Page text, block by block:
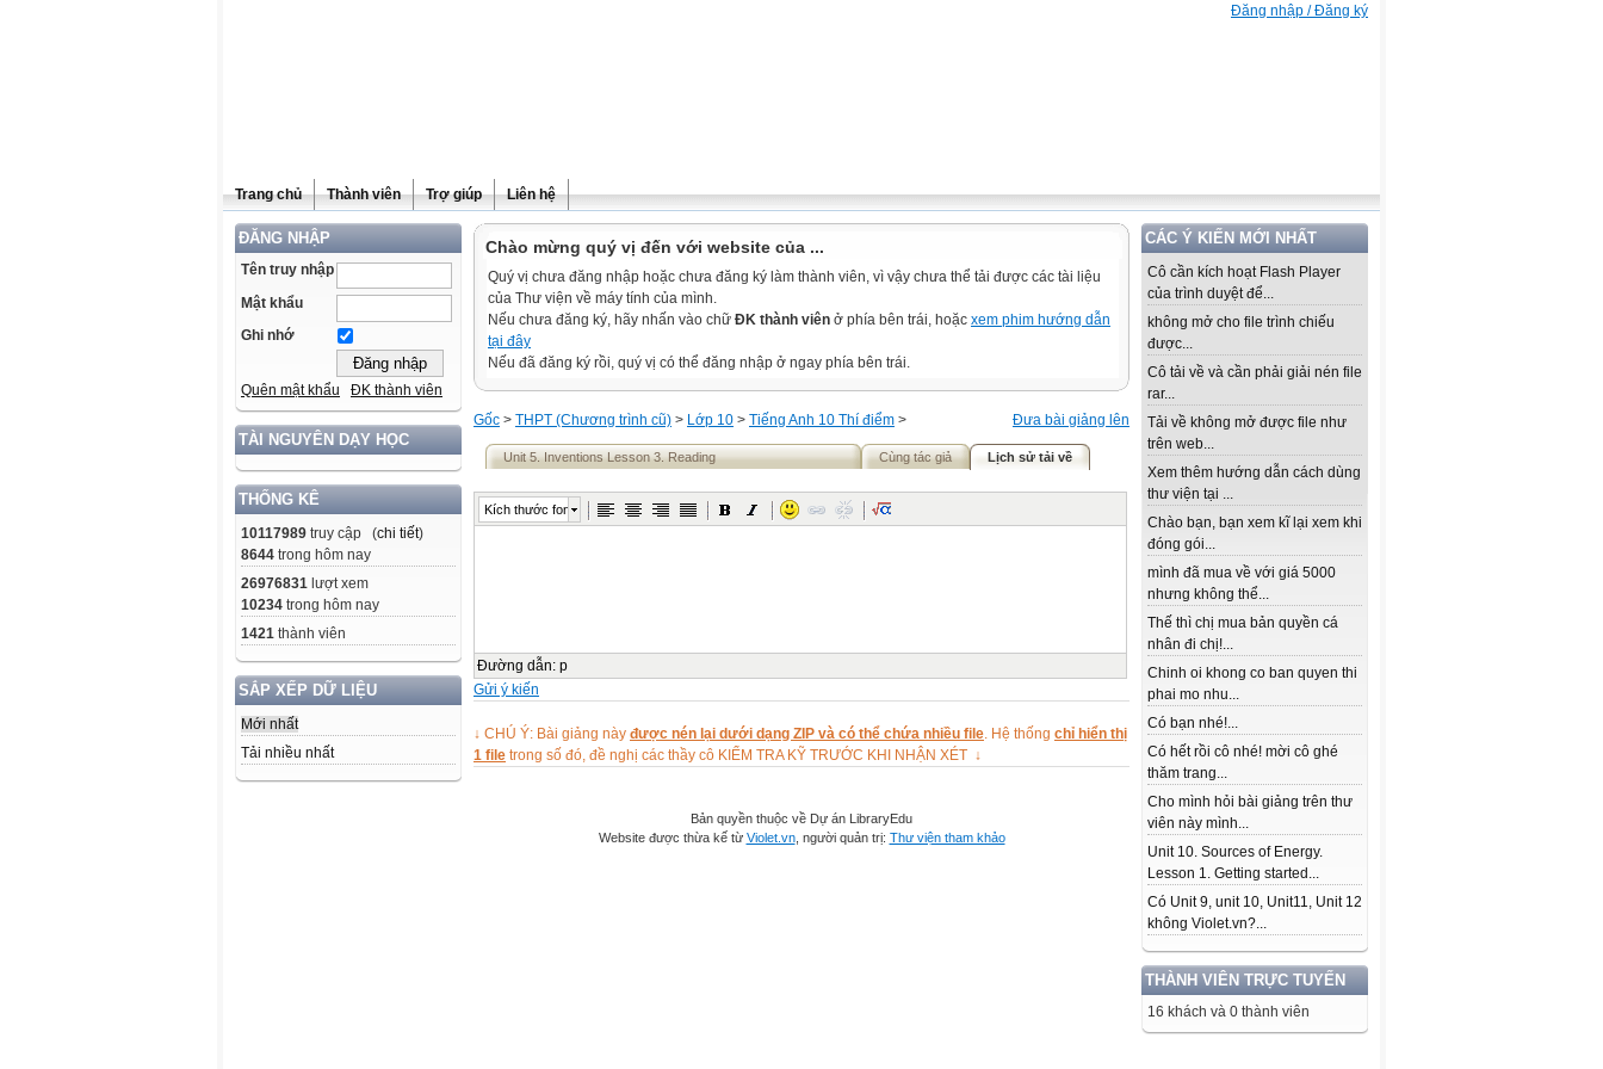
Đăng nhập / Đăng ký
Trang chủ Thành viên Trợ giúp Liên hệ
ĐĂNG NHẬP
Tên truy nhập
Mật khẩu
Ghi nhớ
Quên mật khẩu ĐK thành viên
TÀI NGUYÊN DẠY HỌC
THỐNG KÊ
10117989 truy cập (chi tiết)
8644 trong hôm nay
26976831 lượt xem
10234 trong hôm nay
1421 thành viên
SẮP XẾP DỮ LIỆU
Mới nhất
Tải nhiều nhất
CÁC Ý KIẾN MỚI NHẤT
Cô cần kích hoạt Flash Player
của trình duyệt để...
không mở cho file trình chiếu
được...
Cô tải về và cần phải giải nén file
rar...
Tải về không mở được file như
trên web...
Xem thêm hướng dẫn cách dùng
thư viện tại ...
Chào bạn, bạn xem kĩ lại xem khi
đóng gói...
mình đã mua về với giá 5000
nhưng không thể...
Thế thì chị mua bản quyền cá
nhân đi chị!...
Chinh oi khong co ban quyen thi
phai mo nhu...
Có bạn nhé!...
Có hết rồi cô nhé! mời cô ghé
thăm trang...
Cho mình hỏi bài giảng trên thư
viên này mình...
Unit 10. Sources of Energy.
Lesson 1. Getting started...
Có Unit 9, unit 10, Unit11, Unit 12
không Violet.vn?...
THÀNH VIÊN TRỰC TUYẾN
16 khách và 0 thành viên
Chào mừng quý vị đến với website của ...
Quý vị chưa đăng nhập hoặc chưa đăng ký làm thành viên, vì vậy chưa thể tải được các tài liệu
của Thư viện về máy tính của mình.
Nếu chưa đăng ký, hãy nhấn vào chữ ĐK thành viên ở phía bên trái, hoặc xem phim hướng dẫn
tại đây
Nếu đã đăng ký rồi, quý vị có thể đăng nhập ở ngay phía bên trái.
Đưa bài giảng lên
Gốc > THPT (Chương trình cũ) > Lớp 10 > Tiếng Anh 10 Thí điểm >
Unit 5. Inventions Lesson 3. Reading Cùng tác giả Lịch sử tải về
Kích thước font
Đường dẫn: p
Gửi ý kiến
↓ CHÚ Ý: Bài giảng này được nén lại dưới dạng ZIP và có thể chứa nhiều file . Hệ thống chỉ hiển thị
1 file trong số đó, đề nghị các thầy cô KIỂM TRA KỸ TRƯỚC KHI NHẬN XÉT ↓
Bản quyền thuộc về Dự án LibraryEdu
Website được thừa kế từ Violet.vn, người quản trị: Thư viện tham khảo